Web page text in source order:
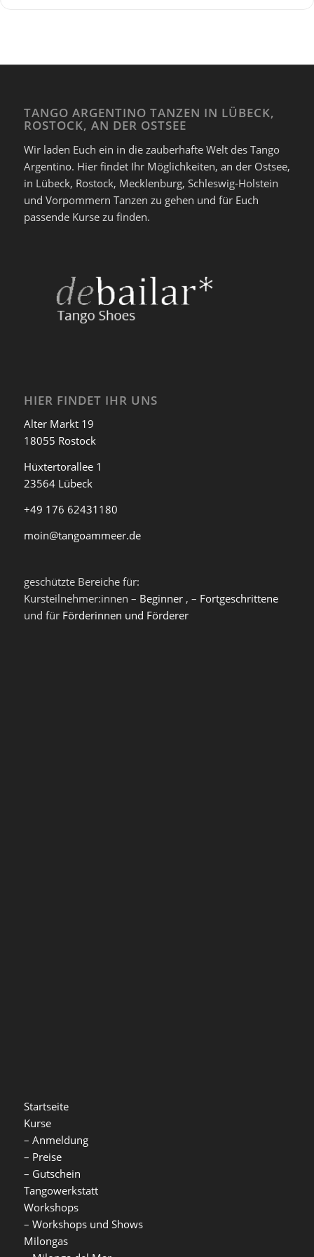
TANGO ARGENTINO TANZEN IN LÜBECK,
ROSTOCK, AN DER OSTSEE
Wir laden Euch ein in die zauberhafte Welt des Tango
Argentino. Hier findet Ihr Möglichkeiten, an der Ostsee,
in Lübeck, Rostock, Mecklenburg, Schleswig-Holstein
und Vorpommern Tanzen zu gehen und für Euch
passende Kurse zu finden.
HIER FINDET IHR UNS
Alter Markt 19
18055 Rostock
Hüxtertorallee 1
23564 Lübeck
+49 176 62431180
moin@tangoammeer.de
geschützte Bereiche für:
Kursteilnehmer:innen – Beginner, – Fortgeschrittene
und für Förderinnen und Förderer
Startseite
Kurse
– Anmeldung
– Preise
– Gutschein
Tangowerkstatt
Workshops
– Workshops und Shows
Milongas